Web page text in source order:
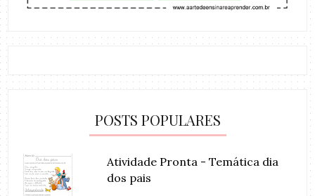
POSTS POPULARES
Atividade Pronta - Temática dia
dos pais